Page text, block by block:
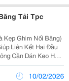
Tải Tpc
Kẹp Ghim Nối Băng)
Liên Kết Hai Đầu
Cần Dán Keo Hay
Sản Xuất Từ Chất
Không Gỉ Cao...
10/02/2026